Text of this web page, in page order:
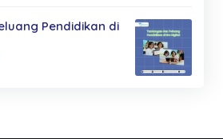
Pendidikan di